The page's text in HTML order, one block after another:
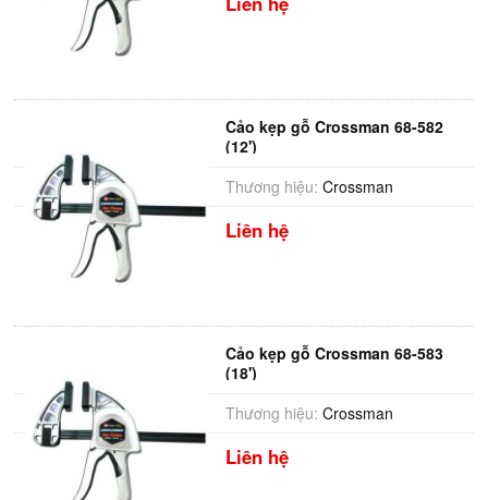
Cảo kẹp gỗ Crossman 68-582
(12')
Thương hiệu: Crossman
Liên hệ
Cảo kẹp gỗ Crossman 68-583
(18')
Thương hiệu: Crossman
Liên hệ